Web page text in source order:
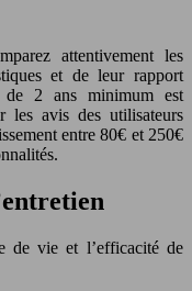
attentivement les
et de leur rapport
de 2 ans minimum est
les avis des utilisateurs
entre 80€ et 250€
de vie et l’efficacité de